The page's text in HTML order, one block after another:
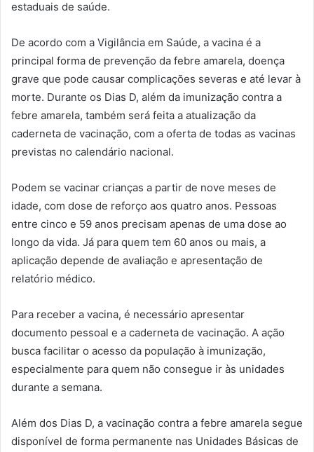
estaduais de saúde.
De acordo com a Vigilância em Saúde, a vacina é a
principal forma de prevenção da febre amarela, doença
grave que pode causar complicações severas e até levar à
morte. Durante os Dias D, além da imunização contra a
febre amarela, também será feita a atualização da
caderneta de vacinação, com a oferta de todas as vacinas
previstas no calendário nacional.
Podem se vacinar crianças a partir de nove meses de
idade, com dose de reforço aos quatro anos. Pessoas
entre cinco e 59 anos precisam apenas de uma dose ao
longo da vida. Já para quem tem 60 anos ou mais, a
aplicação depende de avaliação e apresentação de
relatório médico.
Para receber a vacina, é necessário apresentar
documento pessoal e a caderneta de vacinação. A ação
busca facilitar o acesso da população à imunização,
especialmente para quem não consegue ir às unidades
durante a semana.
Além dos Dias D, a vacinação contra a febre amarela segue
disponível de forma permanente nas Unidades Básicas de